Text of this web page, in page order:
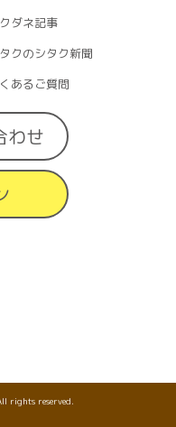
ダネ記事
クのシタク新聞
あるご質問
わせ
rights reserved.